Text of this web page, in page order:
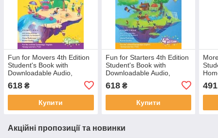
Fun for Movers 4th Edition
Student's Book with
Downloadable Audio,
Online Activities and Home
Fun Booklet
618 ₴
Купити
Fun for Starters 4th Edition
Student's Book with
Downloadable Audio,
Online Activities and Home
Fun Booklet
618₴
Купити
491
Акційні пропозиції та новинки